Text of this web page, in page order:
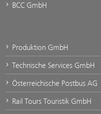
BCC GmbH
Produktion GmbH
Technische Services GmbH
Österreichische Postbus AG
Rail Tours Touristik GmbH